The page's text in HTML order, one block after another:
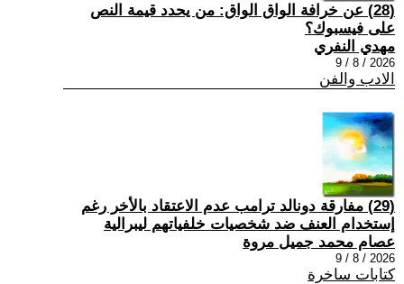
(28) عن خرافة الواق الواق: من يحدد قيمة النص
على فيسبوك؟
مهدي النفري
2026 / 8 / 9
الادب والفن
(29) مفارقة دونالد ترامب عدم الاعتقاد بالأخر رغم
إستخدام العنف ضد شخصيات خلفياتهم ليبرالية
عصام محمد جميل مروة
2026 / 8 / 9
كتابات ساخرة